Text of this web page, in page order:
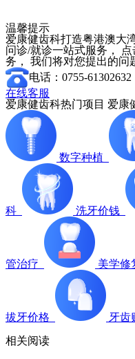
温馨提示
爱康健齿科打造粤港澳大
问诊/就诊一站式服务，
务， 我们将对您提出的问
电话：0755-61302632
在线客服
爱康健齿科热门项目 爱康
数字种植
科 洗牙价钱
管治疗 美学修
拔牙价格
牙齿
相关阅读